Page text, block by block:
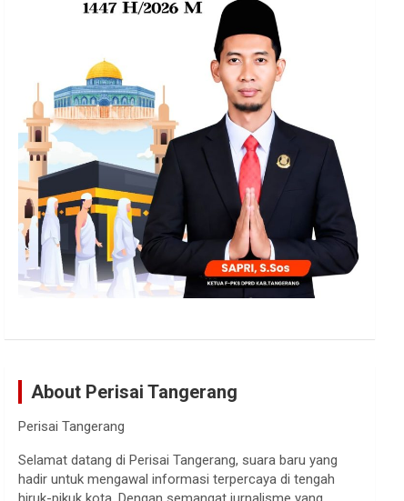
About Perisai Tangerang
Perisai Tangerang
Selamat datang di Perisai Tangerang, suara baru yang
hadir untuk mengawal informasi terpercaya di tengah